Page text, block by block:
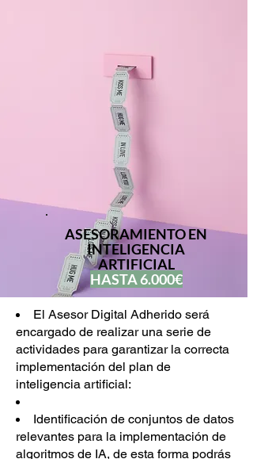
ASESORAMIENTO EN
INTELIGENCIA
ARTIFICIAL
HASTA 6.000€
El Asesor Digital Adherido será
encargado de realizar una serie de
actividades para garantizar la correcta
implementación del plan de
inteligencia artificial:
Identificación de conjuntos de datos
relevantes para la implementación de
algoritmos de IA, de esta forma podrás